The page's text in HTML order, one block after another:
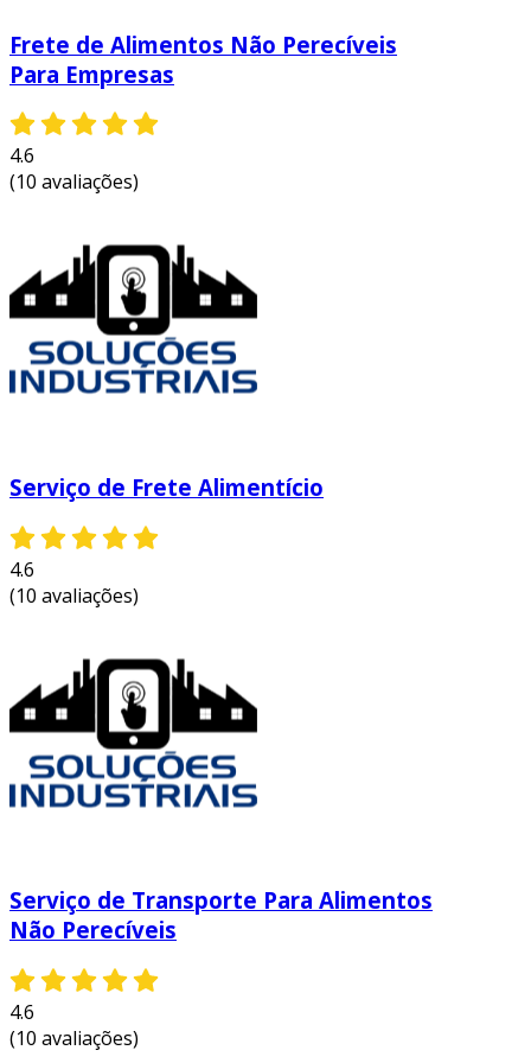
garantia de conformidade com
regulamentações, aumentando a confiança nas
operações e reduzindo o risco de perdas
financeiras.
Frete de Alimentos Não Perecíveis
Para Empresas
4.6
(10 avaliações)
Serviço de Frete Alimentício
4.6
(10 avaliações)
Serviço de Transporte Para Alimentos
Não Perecíveis
4.6
(10 avaliações)